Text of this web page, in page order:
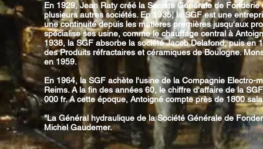
En 1929, Jean Raty créé la Société Générale de Fonderie
plusieurs autres sociétés. En 1935, la SGF est une
une continuité depuis les matières premières jusqu'aux
spécialise ses usine, comme le chauffage central à
1938, la SGF absorbe la société Jacob Delafond, puis en
des Produits réfractaires et céramiques de Boulogne.
en 1959.
En 1964, la SGF achète l'usine de la Compagnie Electro-
Reims. A la fin des années 60, le chiffre d'affaire de la
000 fr. A cette époque, Antoigné compte près de 1800
"La Général hydraulique de la Société Générale de
Michel Gaudemer.